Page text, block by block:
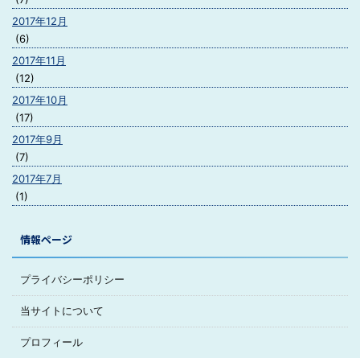
2017年12月
(6)
2017年11月
(12)
2017年10月
(17)
2017年9月
(7)
2017年7月
(1)
情報ページ
プライバシーポリシー
当サイトについて
プロフィール